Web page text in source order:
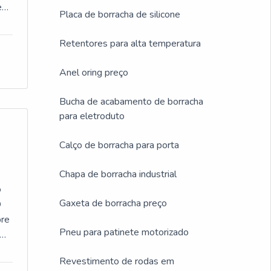
Placa de borracha de silicone
Retentores para alta temperatura
Anel oring preço
Bucha de acabamento de borracha
para eletroduto
Calço de borracha para porta
Chapa de borracha industrial
Gaxeta de borracha preço
Pneu para patinete motorizado
Revestimento de rodas em